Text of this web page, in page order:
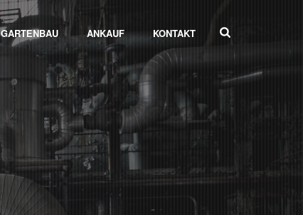
GARTENBAU ANKAUF KONTAKT